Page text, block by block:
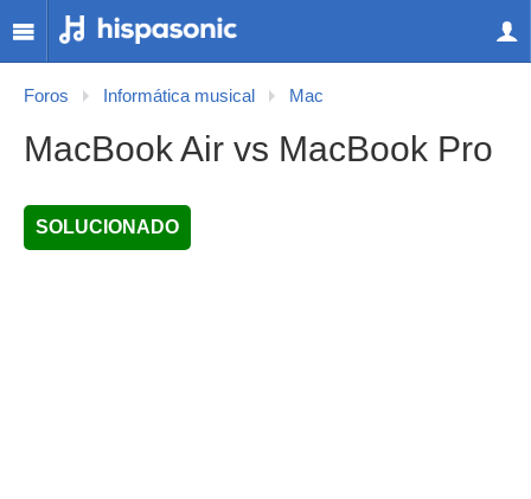
Foros Informática musical Mac
MacBook Air vs MacBook Pro
SOLUCIONADO